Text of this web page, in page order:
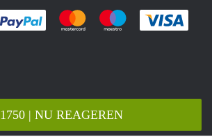
€ 1750 | NU REAGEREN
Je rekent gemakkelijk af met Paypal
Je rekent gemakkelijk af met
Je rekent